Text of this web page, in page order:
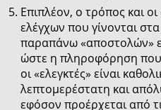
Επιπλέον, ο τρόπος και
ελέγχων που γίνονται
παραπάνω «αποστολών»
ώστε η πληροφόρηση
οι «ελεγκτές» είναι
λεπτομερέστατη και
εφόσον προέρχεται από